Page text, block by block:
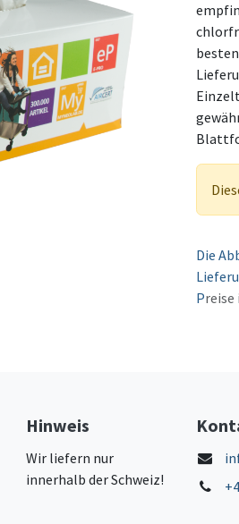
Die
Preise
Hinweis
Wir liefern nur
innerhalb der Schweiz!